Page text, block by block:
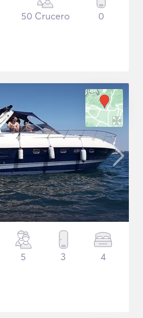
50 Crucero 0
5 3 4